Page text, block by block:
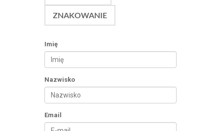
ZNAKOWANIE
Imię
Nazwisko
Email